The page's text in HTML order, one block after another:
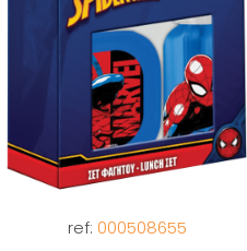
ref: 000508655